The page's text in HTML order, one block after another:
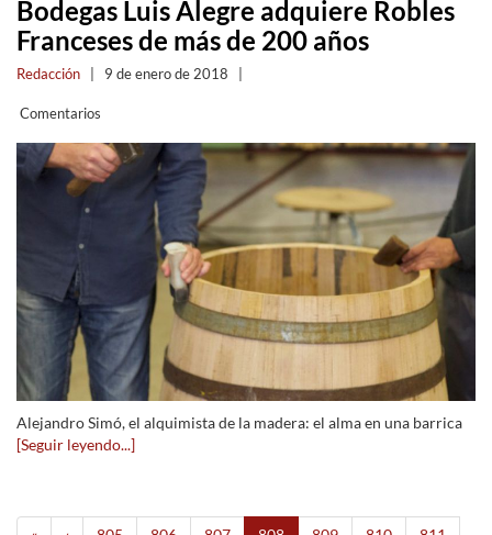
Bodegas Luis Alegre adquiere Robles
Franceses de más de 200 años
Redacción 9 de enero de 2018
Comentarios
Alejandro Simó, el alquimista de la madera: el alma en una barrica
[Seguir leyendo...]